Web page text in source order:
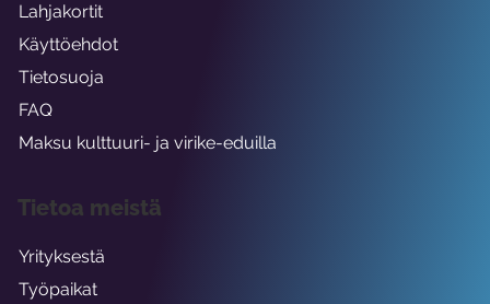
Lahjakortit
Käyttöehdot
Tietosuoja
FAQ
Maksu kulttuuri- ja virike-eduilla
Tietoa meistä
Yrityksestä
Työpaikat